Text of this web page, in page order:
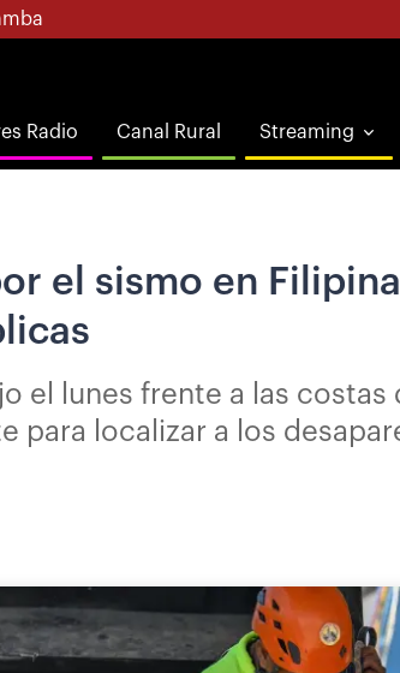
Radio Canal Rural Streaming
el sismo en
el lunes frente a las
para localizar a los